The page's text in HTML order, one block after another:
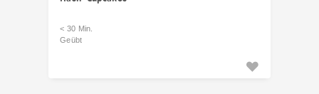
< 30 Min.
Geübt